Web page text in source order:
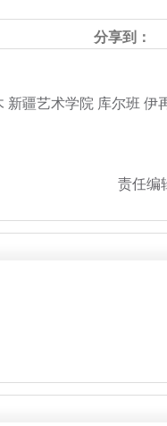
分享到：
新疆艺术学院 库尔班 伊
责任编